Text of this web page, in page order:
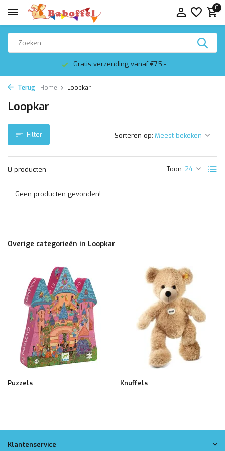
0
Gratis verzending vanaf €75,-
Terug Home Loopkar
Loopkar
Filter
0 producten Toon:
Sorteren op:
Geen producten gevonden!...
Overige categorieën in Loopkar
Puzzels Knuffels
Klantenservice